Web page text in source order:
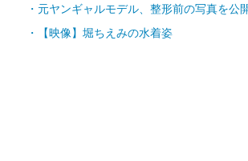
元ヤンギャルモデル、整形前の写真を公
【映像】堀ちえみの水着姿